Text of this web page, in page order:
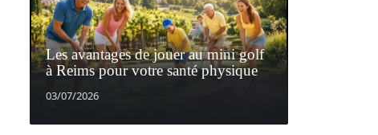
Les avantages de jouer au mini golf
à Reims pour votre santé physique
03/07/2026